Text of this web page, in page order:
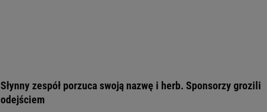
Słynny zespół porzuca swoją nazwę i herb. Sponsorzy grozili
odejściem